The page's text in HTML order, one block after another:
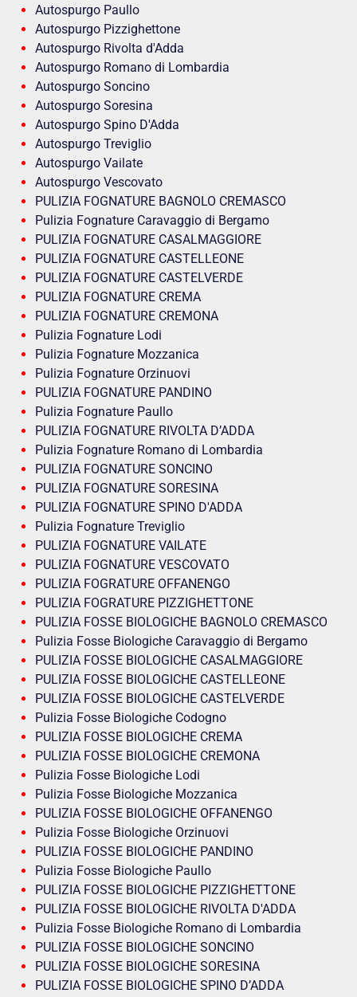
Autospurgo Paullo
Autospurgo Pizzighettone
Autospurgo Rivolta d'Adda
Autospurgo Romano di Lombardia
Autospurgo Soncino
Autospurgo Soresina
Autospurgo Spino D'Adda
Autospurgo Treviglio
Autospurgo Vailate
Autospurgo Vescovato
PULIZIA FOGNATURE BAGNOLO CREMASCO
Pulizia Fognature Caravaggio di Bergamo
PULIZIA FOGNATURE CASALMAGGIORE
PULIZIA FOGNATURE CASTELLEONE
PULIZIA FOGNATURE CASTELVERDE
PULIZIA FOGNATURE CREMA
PULIZIA FOGNATURE CREMONA
Pulizia Fognature Lodi
Pulizia Fognature Mozzanica
Pulizia Fognature Orzinuovi
PULIZIA FOGNATURE PANDINO
Pulizia Fognature Paullo
PULIZIA FOGNATURE RIVOLTA D’ADDA
Pulizia Fognature Romano di Lombardia
PULIZIA FOGNATURE SONCINO
PULIZIA FOGNATURE SORESINA
PULIZIA FOGNATURE SPINO D'ADDA
Pulizia Fognature Treviglio
PULIZIA FOGNATURE VAILATE
PULIZIA FOGNATURE VESCOVATO
PULIZIA FOGRATURE OFFANENGO
PULIZIA FOGRATURE PIZZIGHETTONE
PULIZIA FOSSE BIOLOGICHE BAGNOLO CREMASCO
Pulizia Fosse Biologiche Caravaggio di Bergamo
PULIZIA FOSSE BIOLOGICHE CASALMAGGIORE
PULIZIA FOSSE BIOLOGICHE CASTELLEONE
PULIZIA FOSSE BIOLOGICHE CASTELVERDE
Pulizia Fosse Biologiche Codogno
PULIZIA FOSSE BIOLOGICHE CREMA
PULIZIA FOSSE BIOLOGICHE CREMONA
Pulizia Fosse Biologiche Lodi
Pulizia Fosse Biologiche Mozzanica
PULIZIA FOSSE BIOLOGICHE OFFANENGO
Pulizia Fosse Biologiche Orzinuovi
PULIZIA FOSSE BIOLOGICHE PANDINO
Pulizia Fosse Biologiche Paullo
PULIZIA FOSSE BIOLOGICHE PIZZIGHETTONE
PULIZIA FOSSE BIOLOGICHE RIVOLTA D'ADDA
Pulizia Fosse Biologiche Romano di Lombardia
PULIZIA FOSSE BIOLOGICHE SONCINO
PULIZIA FOSSE BIOLOGICHE SORESINA
PULIZIA FOSSE BIOLOGICHE SPINO D’ADDA